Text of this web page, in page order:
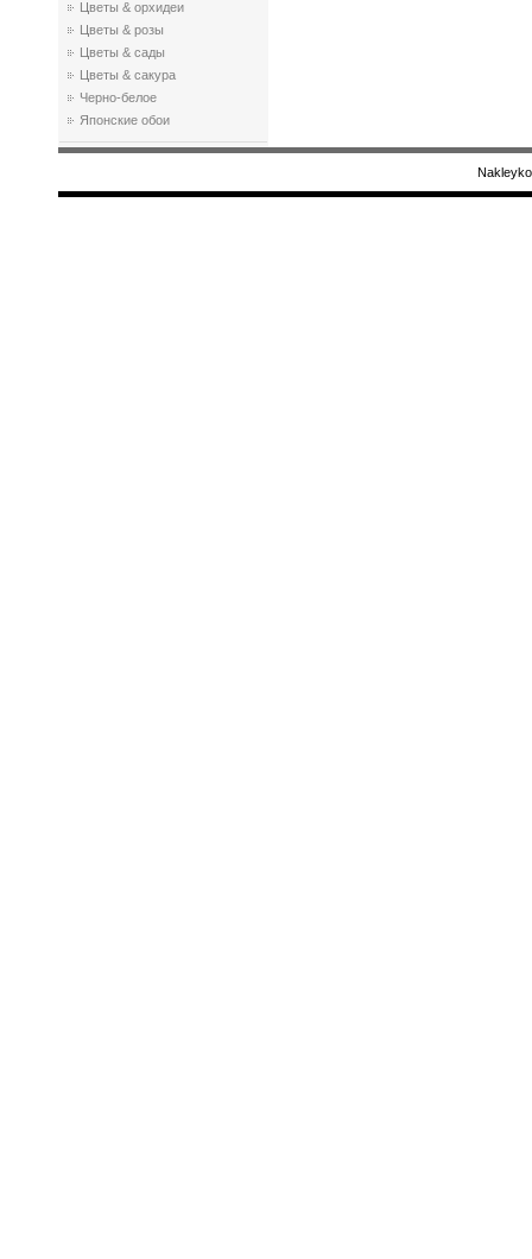
Цветы & орхидеи
Цветы & розы
Цветы & сады
Цветы & сакура
Черно-белое
Японские обои